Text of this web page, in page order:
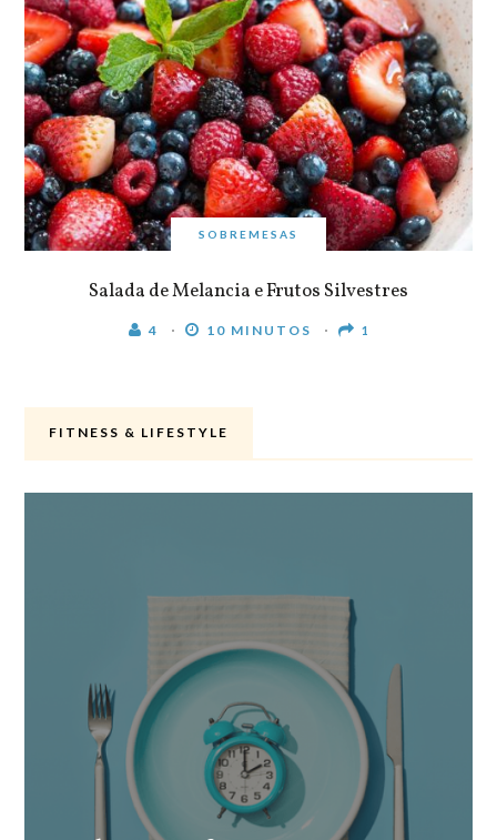
SOBREMESAS
Salada de Melancia e Frutos Silvestres
4 10 MINUTOS 1
FITNESS & LIFESTYLE